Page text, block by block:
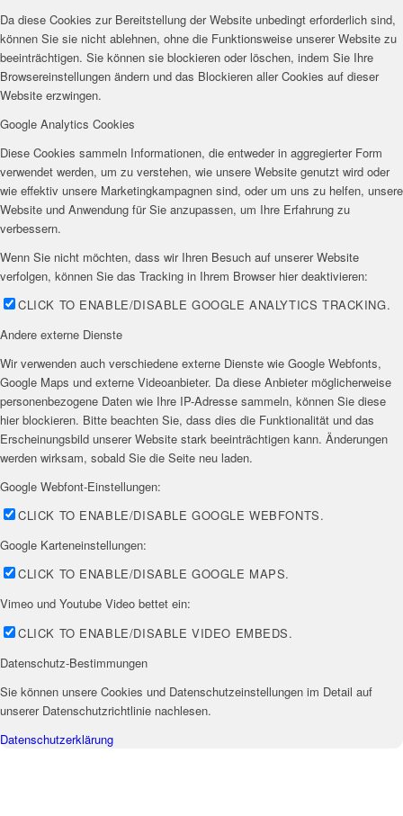
Da diese Cookies zur Bereitstellung der Website unbedingt erforderlich sind,
können Sie sie nicht ablehnen, ohne die Funktionsweise unserer Website zu
beeinträchtigen. Sie können sie blockieren oder löschen, indem Sie Ihre
Browsereinstellungen ändern und das Blockieren aller Cookies auf dieser
Website erzwingen.
Google Analytics Cookies
Diese Cookies sammeln Informationen, die entweder in aggregierter Form
verwendet werden, um zu verstehen, wie unsere Website genutzt wird oder
wie effektiv unsere Marketingkampagnen sind, oder um uns zu helfen, unsere
Website und Anwendung für Sie anzupassen, um Ihre Erfahrung zu
verbessern.
Wenn Sie nicht möchten, dass wir Ihren Besuch auf unserer Website
verfolgen, können Sie das Tracking in Ihrem Browser hier deaktivieren:
CLICK TO ENABLE/DISABLE GOOGLE ANALYTICS TRACKING.
Andere externe Dienste
Wir verwenden auch verschiedene externe Dienste wie Google Webfonts,
Google Maps und externe Videoanbieter. Da diese Anbieter möglicherweise
personenbezogene Daten wie Ihre IP-Adresse sammeln, können Sie diese
hier blockieren. Bitte beachten Sie, dass dies die Funktionalität und das
Erscheinungsbild unserer Website stark beeinträchtigen kann. Änderungen
werden wirksam, sobald Sie die Seite neu laden.
Google Webfont-Einstellungen:
CLICK TO ENABLE/DISABLE GOOGLE WEBFONTS.
Google Karteneinstellungen:
CLICK TO ENABLE/DISABLE GOOGLE MAPS.
Vimeo und Youtube Video bettet ein:
CLICK TO ENABLE/DISABLE VIDEO EMBEDS.
Datenschutz-Bestimmungen
Sie können unsere Cookies und Datenschutzeinstellungen im Detail auf
unserer Datenschutzrichtlinie nachlesen.
Datenschutzerklärung